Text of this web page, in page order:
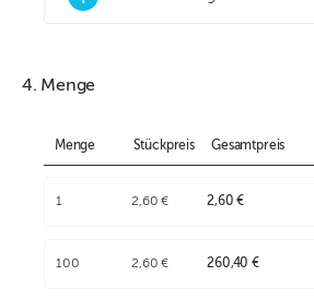
4. Menge
Menge Stückpreis Gesamtpreis
1 2,60 € 2,60 €
100 2,60 € 260,40 €